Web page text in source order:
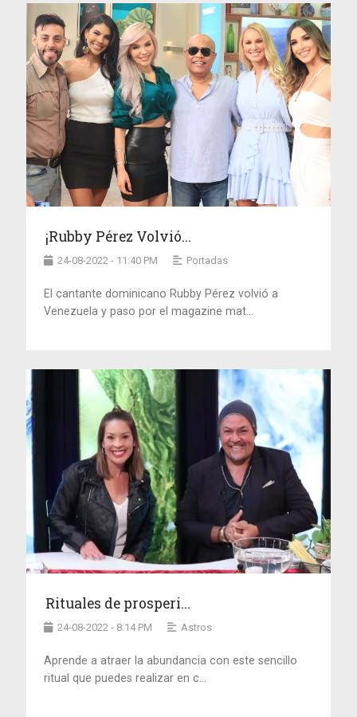
¡Rubby Pérez Volvió...
24-08-2022 - 11:40 PM Portadas
El cantante dominicano Rubby Pérez volvió a
Venezuela y paso por el magazine mat...
Rituales de prosperi...
24-08-2022 - 8:14 PM Astros
Aprende a atraer la abundancia con este sencillo
ritual que puedes realizar en c...